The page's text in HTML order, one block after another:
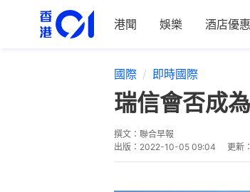
港聞 娛樂 酒店優
國際 即時國際
瑞信會否成
撰文： 聯合早報
出版： 2022-10-05 09:04 更新：